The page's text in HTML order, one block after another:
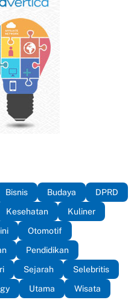
Bisnis Budaya
DPRD
Kesehatan
Kuliner
Otomotif
Pendidikan
Sejarah
Selebritis
Utama Wisata